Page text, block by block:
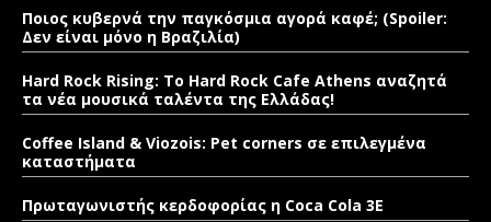
Ποιος κυβερνά την παγκόσμια αγορά καφέ; (Spoiler:
Δεν είναι μόνο η Βραζιλία)
Hard Rock Rising: Το Hard Rock Cafe Athens αναζητά
τα νέα μουσικά ταλέντα της Ελλάδας!
Coffee Island & Viozois: Pet corners σε επιλεγμένα
καταστήματα
Πρωταγωνιστής κερδοφορίας η Coca Cola 3E